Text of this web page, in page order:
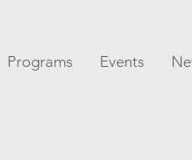
Programs Events